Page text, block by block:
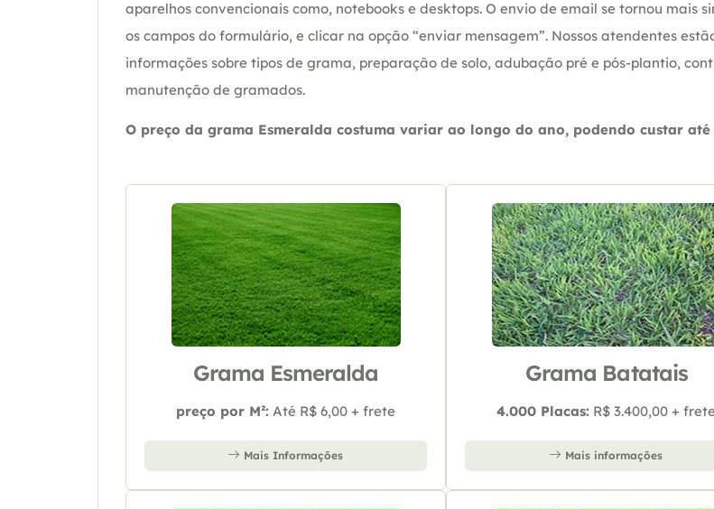
aparelhos convencionais como, notebooks e desktops. O envio de email se tornou mais
os campos do formulário, e clicar na opção “enviar mensagem”. Nossos atendentes
informações sobre tipos de grama, preparação de solo, adubação pré e pós-plantio,
manutenção de gramados.
O preço da grama Esmeralda costuma variar ao longo do ano, podendo custar até
Grama Esmeralda
preço por M²: Até R$ 6,00 + frete
Mais Informações
Grama Batatais
4.000 Placas: R$ 3.400,00 +
Mais informações